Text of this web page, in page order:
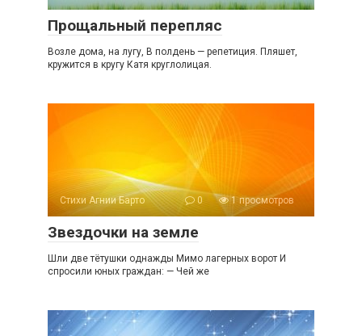
Прощальный перепляс
Возле дома, на лугу, В полдень — репетиция. Пляшет,
кружится в кругу Катя круглолицая.
Стихи Агнии Барто 0 1 просмотров
Звездочки на земле
Шли две тётушки однажды Мимо лагерных ворот И
спросили юных граждан: — Чей же